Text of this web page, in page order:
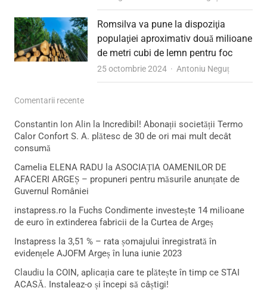
Romsilva va pune la dispoziţia
populaţiei aproximativ două milioane
de metri cubi de lemn pentru foc
25 octombrie 2024 Author
Antoniu Neguț
Comentarii recente
Constantin Ion Alin la Incredibil! Abonații societății Termo
Calor Confort S. A. plătesc de 30 de ori mai mult decât
consumă
Camelia ELENA RADU la ASOCIAȚIA OAMENILOR DE
AFACERI ARGEȘ – propuneri pentru măsurile anunțate de
Guvernul României
instapress.ro la Fuchs Condimente investește 14 milioane
de euro în extinderea fabricii de la Curtea de Argeș
Instapress la 3,51 % – rata șomajului înregistrată în
evidențele AJOFM Argeș în luna iunie 2023
Claudiu la COIN, aplicația care te plătește în timp ce STAI
ACASĂ. Instaleaz-o și începi să câștigi!